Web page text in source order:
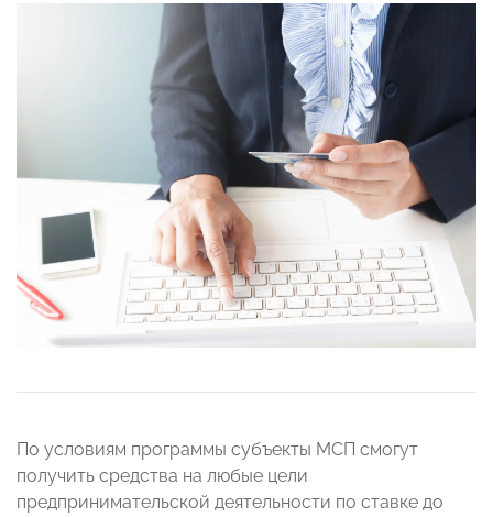
По условиям программы субъекты МСП смогут
получить средства на любые цели
предпринимательской деятельности по ставке до